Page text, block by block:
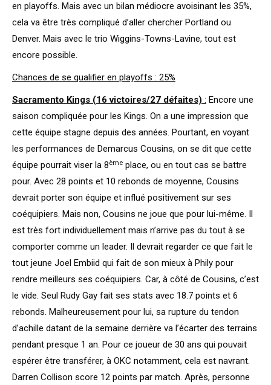
en playoffs. Mais avec un bilan médiocre avoisinant les 35%,
cela va être très compliqué d’aller chercher Portland ou
Denver. Mais avec le trio Wiggins-Towns-Lavine, tout est
encore possible.
Chances de se qualifier en playoffs : 25%
Sacramento Kings (16 victoires/27 défaites) : Encore une
saison compliquée pour les Kings. On a une impression que
cette équipe stagne depuis des années. Pourtant, en voyant
les performances de Demarcus Cousins, on se dit que cette
équipe pourrait viser la 8ème place, ou en tout cas se battre
pour. Avec 28 points et 10 rebonds de moyenne, Cousins
devrait porter son équipe et influé positivement sur ses
coéquipiers. Mais non, Cousins ne joue que pour lui-même. Il
est très fort individuellement mais n’arrive pas du tout à se
comporter comme un leader. Il devrait regarder ce que fait le
tout jeune Joel Embiid qui fait de son mieux à Phily pour
rendre meilleurs ses coéquipiers. Car, à côté de Cousins, c’est
le vide. Seul Rudy Gay fait ses stats avec 18.7 points et 6
rebonds. Malheureusement pour lui, sa rupture du tendon
d’achille datant de la semaine derrière va l’écarter des terrains
pendant presque 1 an. Pour ce joueur de 30 ans qui pouvait
espérer être transférer, à OKC notamment, cela est navrant.
Darren Collison score 12 points par match. Après, personne